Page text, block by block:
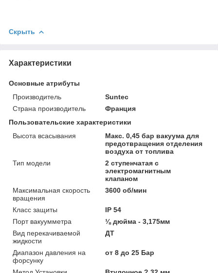
Скрыть
Характеристики
Основные атрибуты
Производитель
Suntec
Страна производитель
Франция
Пользовательские характеристики
Высота всасывания
Макс. 0,45 бар вакуума для
предотвращения отделения
воздуха от топлива
Тип модели
2 ступенчатая с
электромагнитным
клапаном
Максимальная скорость
вращения
3600 об/мин
Класс защиты
IP 54
Порт вакуумметра
⅛ дюйма - 3,175мм
Вид перекачиваемой
жидкости
ДТ
Диапазон давления на
форсунку
от 8 до 25 Бар